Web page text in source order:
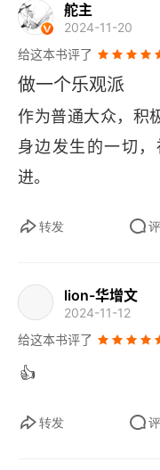
舵主
2024-11-20
给这本书评了
做一个乐观派
作为普通大众，积
身边发生的一切
进。
转发
lion-华增文
2024-11-12
给这本书评了
👍
转发